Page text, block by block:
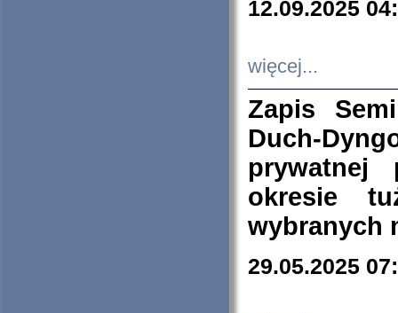
12.09.2025
więcej...
Zapis
Duch-
prywatnej
okresie
wybranych
29.05.2025